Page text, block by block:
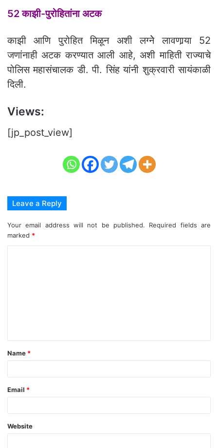
52 काझी-पुरोहितांना अटक
काझी आणि पुरोहित मिळून अशी लग्नेे लावणार्‍या 52
जणांनाही अटक करण्यात आली आहे, अशी माहिती राज्याचे
पोलिस महासंचालक डी. पी. सिंह यांनी शुक्रवारी सायंकाळी
दिली.
Views:
[jp_post_view]
Leave a Reply
Your email address will not be published.
Required fields are
marked *
t
*
Name *
Email *
Website